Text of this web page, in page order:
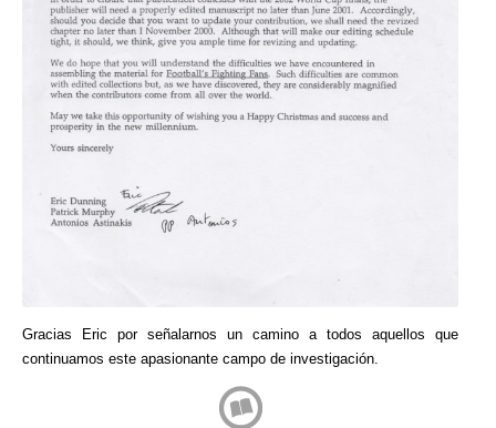
Gracias Eric por señalarnos un camino a todos aquellos que
continuamos este apasionante campo de investigación.